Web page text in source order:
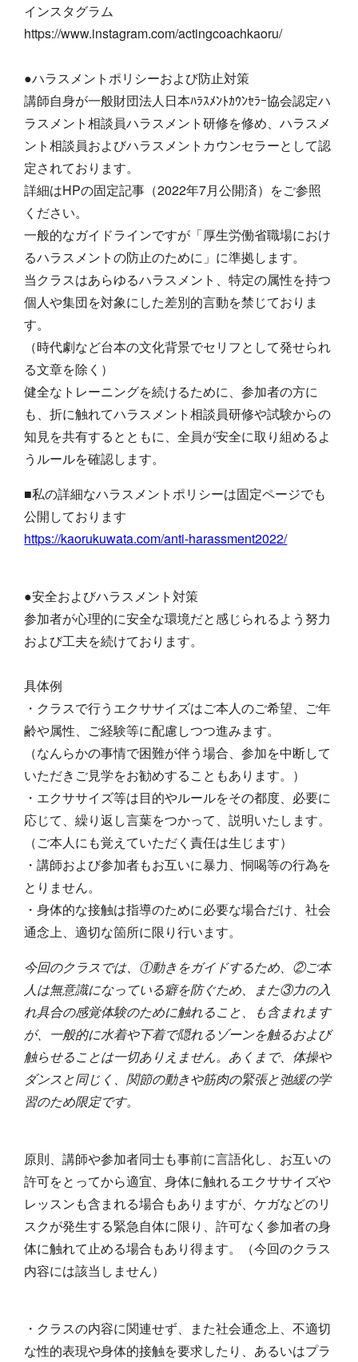
インスタグラム
https://www.instagram.com/actingcoachkaoru/
●ハラスメントポリシーおよび防止対策
講師自身が一般財団法人日本ﾊﾗｽﾒﾝﾄｶｳﾝｾﾗｰ協会認定ハ
ラスメント相談員ハラスメント研修を修め、ハラスメ
ント相談員およびハラスメントカウンセラーとして認
定されております。
詳細はHPの固定記事（2022年7月公開済）をご参照
ください。
一般的なガイドラインですが「厚生労働省職場におけ
るハラスメントの防止のために」に準拠します。
当クラスはあらゆるハラスメント、特定の属性を持つ
個人や集団を対象にした差別的言動を禁じておりま
す。
（時代劇など台本の文化背景でセリフとして発せられ
る文章を除く）
健全なトレーニングを続けるために、参加者の方に
も、折に触れてハラスメント相談員研修や試験からの
知見を共有するとともに、全員が安全に取り組めるよ
うルールを確認します。
■私の詳細なハラスメントポリシーは固定ページでも
公開しております
https://kaorukuwata.com/anti-harassment2022/
●安全およびハラスメント対策
参加者が心理的に安全な環境だと感じられるよう努力
および工夫を続けております。
具体例
・クラスで行うエクササイズはご本人のご希望、ご年
齢や属性、ご経験等に配慮しつつ進みます。
（なんらかの事情で困難が伴う場合、参加を中断して
いただきご見学をお勧めすることもあります。）
・エクササイズ等は目的やルールをその都度、必要に
応じて、繰り返し言葉をつかって、説明いたします。
（ご本人にも覚えていただく責任は生じます）
・講師および参加者もお互いに暴力、恫喝等の行為を
とりません。
・身体的な接触は指導のために必要な場合だけ、社会
通念上、適切な箇所に限り行います。
今回のクラスでは、①動きをガイドするため、②ご本
人は無意識になっている癖を防ぐため、また③力の入
れ具合の感覚体験のために触れること、も含まれます
が、一般的に水着や下着で隠れるゾーンを触るおよび
触らせることは一切ありえません。あくまで、体操や
ダンスと同じく、関節の動きや筋肉の緊張と弛緩の学
習のため限定です。
原則、講師や参加者同士も事前に言語化し、お互いの
許可をとってから適宜、身体に触れるエクササイズや
レッスンも含まれる場合もありますが、ケガなどのリ
スクが発生する緊急自体に限り、許可なく参加者の身
体に触れて止める場合もあり得ます。（今回のクラス
内容には該当しません）
・クラスの内容に関連せず、また社会通念上、不適切
な性的表現や身体的接触を要求したり、あるいはプラ